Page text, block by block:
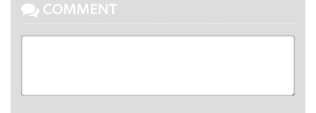
COMMENT